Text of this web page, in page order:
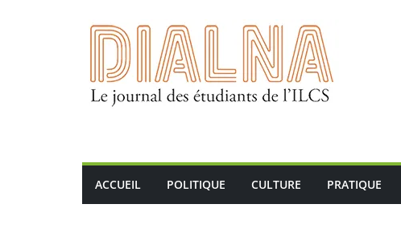
ACCUEIL POLITIQUE CULTURE PRATIQUE